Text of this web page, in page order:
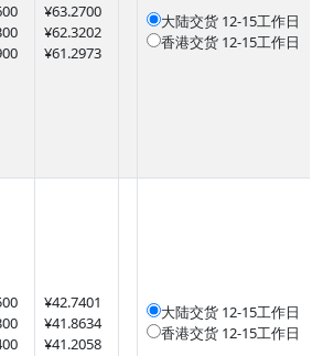
¥63.2700
¥62.3202
¥61.2973
大陆交货 12-15工作日
香港交货 12-15工作日
¥42.7401
¥41.8634
¥41.2058
大陆交货 12-15工作日
香港交货 12-15工作日